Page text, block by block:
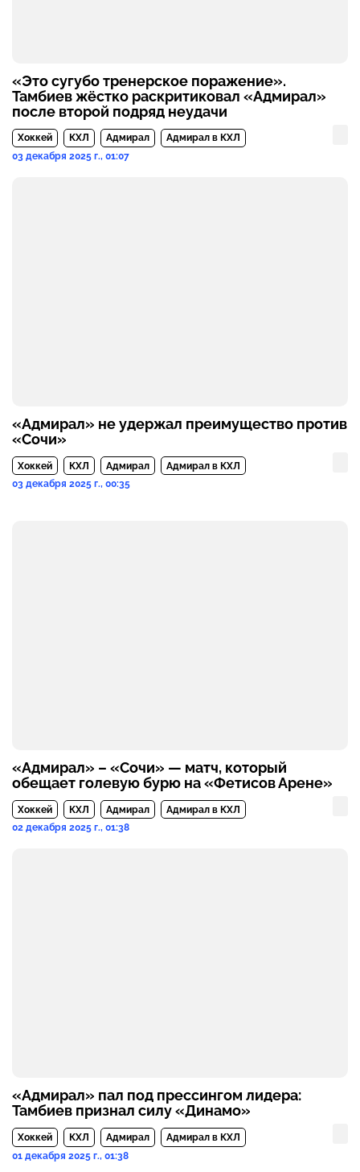
«Это сугубо тренерское поражение».
Тамбиев жёстко раскритиковал «Адмирал»
после второй подряд неудачи
Хоккей КХЛ Адмирал
Адмирал в КХЛ
03 декабря 2025 г., 01:07
«Адмирал» не удержал преимущество против
«Сочи»
Хоккей КХЛ Адмирал
Адмирал в КХЛ
03 декабря 2025 г., 00:35
«Адмирал» – «Сочи» — матч, который
обещает голевую бурю на «Фетисов Арене»
Хоккей КХЛ Адмирал
Адмирал в КХЛ
02 декабря 2025 г., 01:38
«Адмирал» пал под прессингом лидера:
Тамбиев признал силу «Динамо»
Хоккей КХЛ Адмирал
Адмирал в КХЛ
01 декабря 2025 г., 01:38